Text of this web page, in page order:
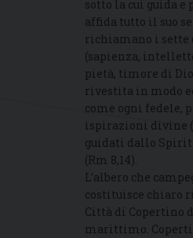
sotto la cui guida e
affida tutto il suo
richiamano i sette
(sapienza,
pietà, timore di
rivestita in modo
come ogni fedele,
ispirazioni divine
guidati dallo
(Rm 8,14).
L’albero che
costituisce chiaro
Città di Copertino
marittimo.